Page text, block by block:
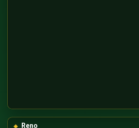
Reno